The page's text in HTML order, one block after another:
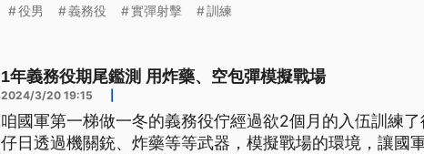
役男 義務役 實彈射擊 訓練
1年義務役期尾鑑測 用炸藥、空包彈模擬戰場
2024/3/20 19:15
咱國軍第一梯做一冬的義務役佇經過欲2個月的入伍訓練
仔日透過機關銃、炸藥等等武器，模擬戰場的環境，讓國